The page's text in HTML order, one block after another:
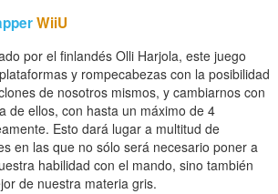
WiiU
por el finlandés Olli Harjola, este juego
y rompecabezas con la posibilidad
de nosotros mismos, y cambiarnos con
de ellos, con hasta un máximo de 4
Esto dará lugar a multitud de
en las que no sólo será necesario poner a
habilidad con el mando, sino también
de nuestra materia gris.